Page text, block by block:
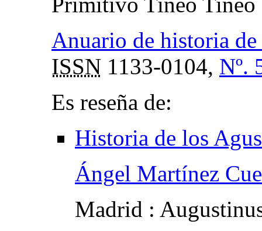
Anuario de historia
ISSN 1133-0104, Nº.
Es reseña de:
Historia de los
Ángel Martínez
Madrid :